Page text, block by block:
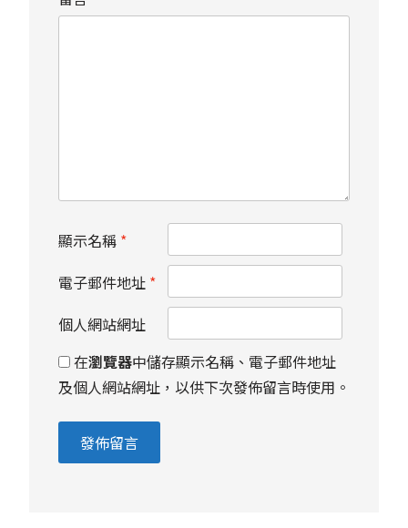
顯示名稱 *
電子郵件地址 *
個人網站網址
在瀏覽器中儲存顯示名稱、電子郵件地址
及個人網站網址，以供下次發佈留言時使用。